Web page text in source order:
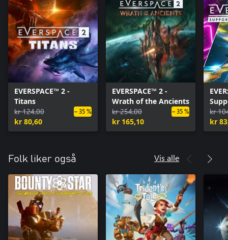
EVERSPACE™ 2 -
Titans
kr 124,00
kr 80,60
– 35 %
EVERSPACE™ 2 -
Wrath of the Ancients
kr 254,00
kr 165,10
– 35 %
kr
kr
Folk liker også Vis alle